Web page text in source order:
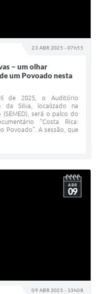
23 ABR 2025 - 07h55
– um olhar
um Povoado nesta
de 2025, o Auditório
da Silva, localizado na
(SEMED), será o palco do
"Costa Rica:
Povoado". A sessão, que
09 ABR 2025 - 13h08
ABR
09